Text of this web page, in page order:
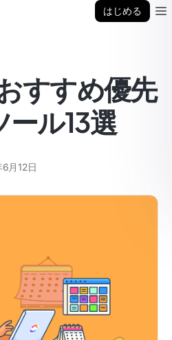
はじめる
すすめ優先
ール13選
月12日